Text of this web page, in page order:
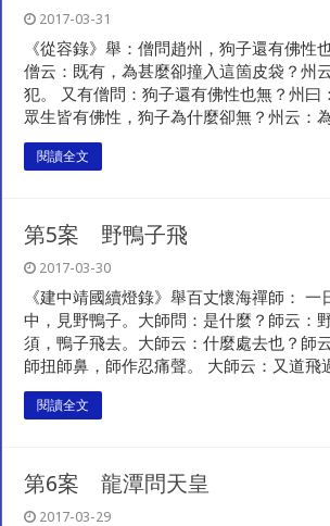
2017-03-31
《從容錄》舉：僧問趙州，狗子還有佛性
僧云：既有，為甚麼卻撞入這箇皮袋？州
犯。 又有僧問：狗子還有佛性也無？州曰
眾生皆有佛性，狗子為什麼卻無？州云：
閱讀全文
第5案 野鴨子飛
2017-03-30
《建中靖國續燈錄》舉百丈懷海禪師： 一
中，見野鴨子。大師問：是什麼？師
須，鴨子飛去。大師云：什麼處去也？師
師扭師鼻，師作忍痛聲。 大師云：又道飛
閱讀全文
第6案 龍潭問天皇
2017-03-29